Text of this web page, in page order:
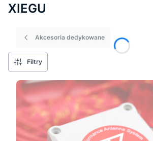
XIEGU
Akcesoria dedykowane
Filtry